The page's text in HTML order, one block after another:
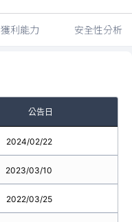
獲利能力 安全性分析
公告日
2024/02/22
2023/03/10
2022/03/25